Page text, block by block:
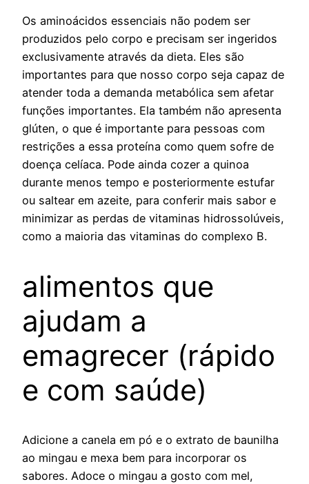
Os aminoácidos essenciais não podem ser
produzidos pelo corpo e precisam ser ingeridos
exclusivamente através da dieta. Eles são
importantes para que nosso corpo seja capaz de
atender toda a demanda metabólica sem afetar
funções importantes. Ela também não apresenta
glúten, o que é importante para pessoas com
restrições a essa proteína como quem sofre de
doença celíaca. Pode ainda cozer a quinoa
durante menos tempo e posteriormente estufar
ou saltear em azeite, para conferir mais sabor e
minimizar as perdas de vitaminas hidrossolúveis,
como a maioria das vitaminas do complexo B.
alimentos que
ajudam a
emagrecer (rápido
e com saúde)
Adicione a canela em pó e o extrato de baunilha
ao mingau e mexa bem para incorporar os
sabores. Adoce o mingau a gosto com mel,